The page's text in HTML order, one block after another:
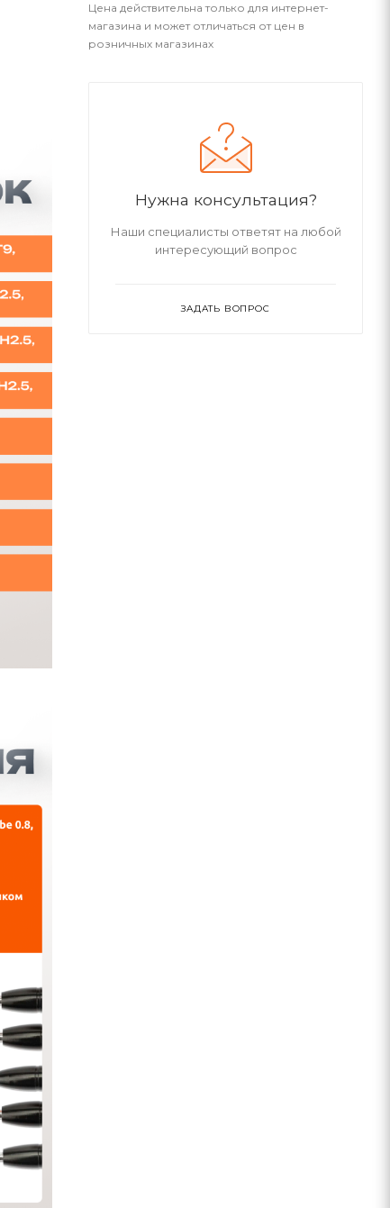
Цена действительна только для интернет-
магазина и может отличаться от цен в
розничных магазинах
Нужна консультация?
Наши специалисты ответят на любой
интересующий вопрос
ЗАДАТЬ ВОПРОС